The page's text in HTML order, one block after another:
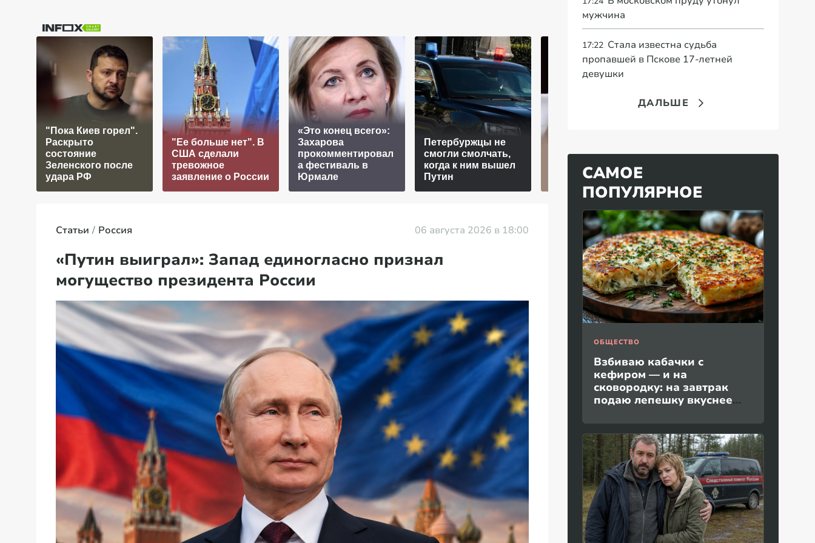
"Пока Киев горел".
Раскрыто
состояние
Зеленского после
удара РФ
"Ее больше нет". В
США сделали
тревожное
заявление о России
«Это конец всего»:
Захарова
прокомментировал
а фестиваль в
Юрмале
Петербуржцы не
смогли смолчать,
когда к ним вышел
Путин
Гороскоп Тамара
Глоба, когда
закончится СВО
давить на Россию,
Статьи Россия 06 августа 2026 в 18:00
«Путин выиграл»: Запад единогласно признал
могущество президента России
мужчина
17:22 Стала известна судьба
пропавшей в Пскове 17-летней
девушки
ДАЛЬШЕ
САМОЕ
ПОПУЛЯРНОЕ
ОБЩЕСТВО
Взбиваю кабачки с
кефиром — и на
сковородку: на завтрак
подаю лепешку вкуснее